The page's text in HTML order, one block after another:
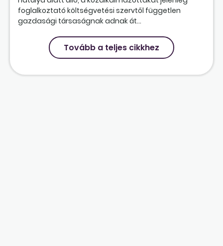
foglalkoztató költségvetési szervtől független
gazdasági társaságnak adnak át...
Tovább a teljes cikkhez